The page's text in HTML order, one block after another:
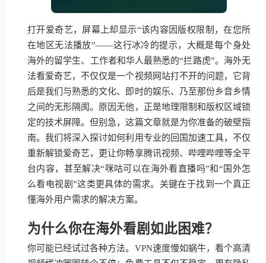
打开爱奇艺，屏幕上却显示“该内容因版权限制，在您所
在地区无法播放”——这行冰冷的提示，大概是每个身处
海外的留学生、工作者和华人最熟悉的“拦路虎”。海外无
法看爱奇艺，不仅仅是一个视频网站打不开的问题，它背
后是我们与熟悉的文化、即时的娱乐、乃至那份乡音乡情
之间的无形隔阂。原因无他，正是地理限制和版权区域锁
定的技术屏障。但别急，这篇文章就是为你准备的破壁指
南。我们将深入探讨如何利用专业的回国加速工具，不仅
重新解锁爱奇艺，更让你畅享腾讯视频、哔哩哔哩等全平
台内容，甚至解决“咪咕可以在海外看直播吗”和“国外怎
么看电视剧”这类更具体的需求。关键在于找到一个真正
懂海外用户需求的解决方案。
为什么你在海外看剧如此困难？
你可能已经试过各种方法。VPN速度慢如蜗牛，看个高清